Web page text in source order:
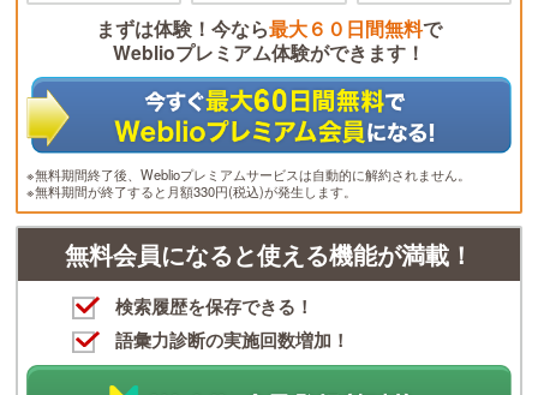
まずは体験！今なら最大６０日間無料で
Weblioプレミアム体験ができます！
※無料期間終了後、Weblioプレミアムサービスは自動的に解約されません。
※無料期間が終了すると月額330円(税込)が発生します。
無料会員になると使える機能が満載！
検索履歴を保存できる！
語彙力診断の実施回数増加！